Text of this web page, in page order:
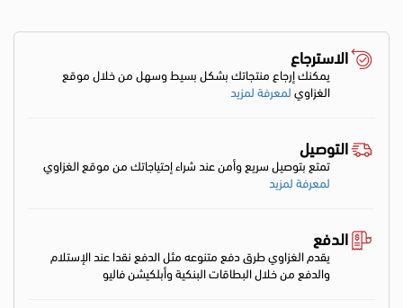
الاسترجاع
يمكنك إرجاع منتجاتك بشكل بسيط وسهل من خلال موقع
الغزاويلمعرفة لمزيد
التوصيل
تمتع بتوصيل سريع وأمن عند شراء إحتياجاتك من موقع الغزاوي
لمعرفة لمزيد
الدفع
يقدم الغزاوي طرق دفع متنوعه مثل الدفع نقدا عند الإستلام
والدفع من خلال البطاقات البنكية وأبلكيشن فاليو